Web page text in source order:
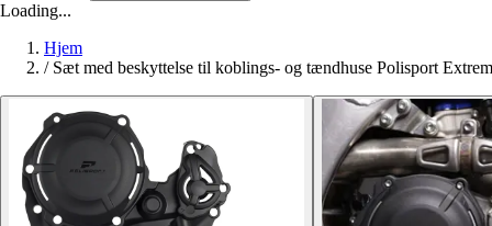
Loading...
Hjem
/ Sæt med beskyttelse til koblings- og tændhuse Polisport